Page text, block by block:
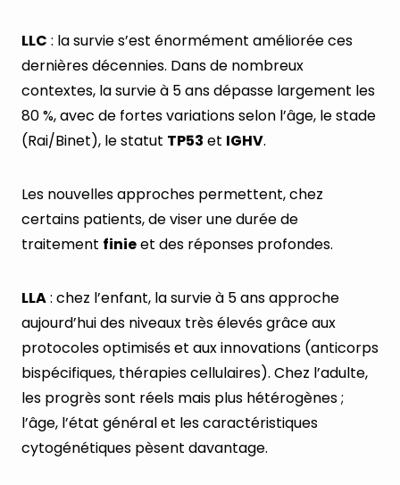
LLC : la survie s’est énormément améliorée ces
dernières décennies. Dans de nombreux
contextes, la survie à 5 ans dépasse largement les
80 %, avec de fortes variations selon l’âge, le stade
(Rai/Binet), le statut TP53 et IGHV.
Les nouvelles approches permettent, chez
certains patients, de viser une durée de
traitement finieet des réponses profondes.
LLA: chez l’enfant, la survie à 5 ans approche
aujourd’hui des niveaux très élevés grâce aux
protocoles optimisés et aux innovations (anticorps
bispécifiques, thérapies cellulaires). Chez l’adulte,
les progrès sont réels mais plus hétérogènes ;
l’âge, l’état général et les caractéristiques
cytogénétiques pèsent davantage.